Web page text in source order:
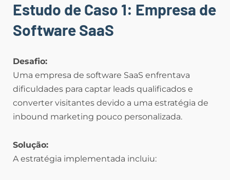
Estudo de Caso 1: Empresa de
Software SaaS
Desafio:
Uma empresa de software SaaS enfrentava
dificuldades para captar leads qualificados e
converter visitantes devido a uma estratégia de
inbound marketing pouco personalizada.
Solução:
A estratégia implementada incluiu: